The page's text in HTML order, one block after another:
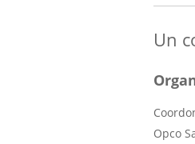
Un
Opco